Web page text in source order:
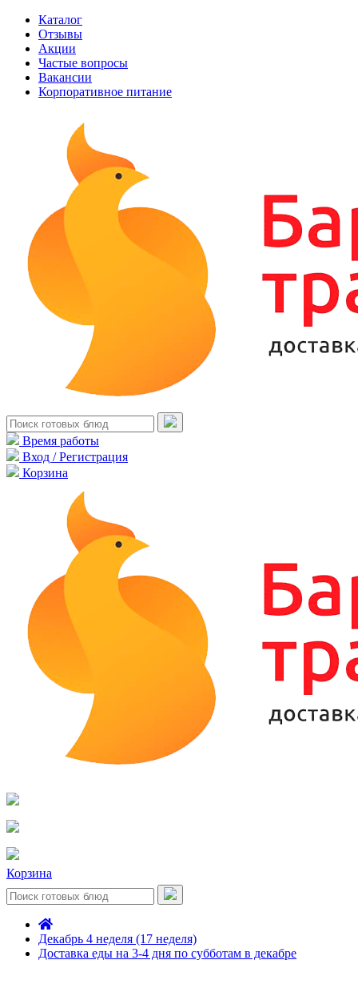
Каталог
Отзывы
Акции
Частые вопросы
Вакансии
Корпоративное питание
Время работы
Вход / Регистрация
Корзина
Корзина
Декабрь 4 неделя (17 неделя)
Доставка еды на 3-4 дня по субботам в декабре